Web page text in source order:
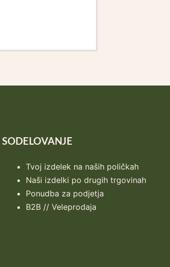
SODELOVANJE
Tvoj izdelek na naših poličkah
Naši izdelki po drugih trgovinah
Ponudba za podjetja
B2B // Veleprodaja